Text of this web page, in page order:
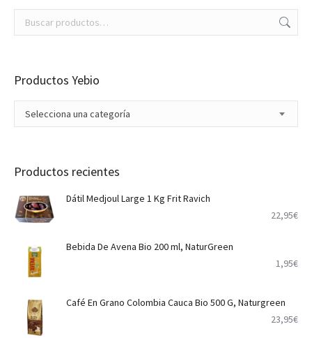
Productos Yebio
Selecciona una categoría
Productos recientes
Dátil Medjoul Large 1 Kg Frit Ravich
22,95€
Bebida De Avena Bio 200 ml, NaturGreen
1,95€
Café En Grano Colombia Cauca Bio 500 G, Naturgreen
23,95€